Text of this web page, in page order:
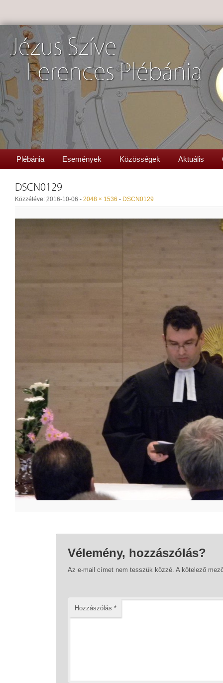
Jézus Szíve
Ferences Plébánia
Plébánia Események Közösségek Aktuális
DSCN0129
Közzétéve: 2016-10-06 - 2048 × 1536 - DSCN0129
Vélemény, hozzászólás?
Az e-mail címet nem tesszük közzé. A kötelező
Hozzászólás *